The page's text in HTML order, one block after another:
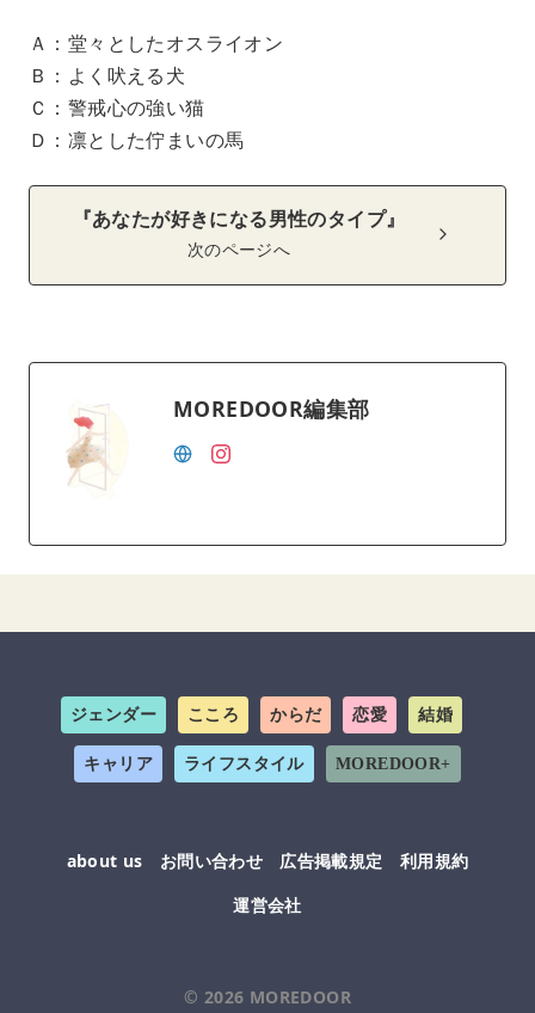
Ａ：堂々としたオスライオン
Ｂ：よく吠える犬
Ｃ：警戒心の強い猫
Ｄ：凛とした佇まいの馬
『あなたが好きになる男性のタイプ』
次のページへ
MOREDOOR編集部
ジェンダー こころ からだ 恋愛 結婚
キャリア ライフスタイル MOREDOOR+
about us お問い合わせ 広告掲載規定
利用規約
運営会社
© 2026 MOREDOOR